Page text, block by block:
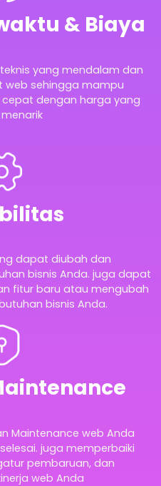
& Biaya
yang mendalam dan
sehingga mampu
dengan harga yang
dapat diubah dan
bisnis Anda. juga dapat
fitur baru atau mengubah
bisnis Anda.
Maintenance web Anda
juga memperbaiki
pembaruan, dan
web Anda